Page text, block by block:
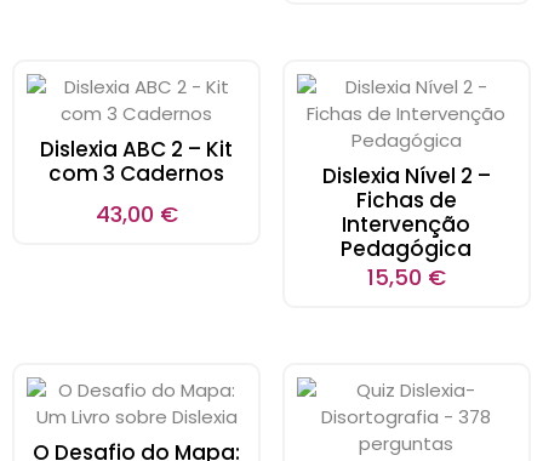
Dislexia ABC 2 – Kit
com 3 Cadernos
43,00 €
Dislexia Nível 2 –
Fichas de
Intervenção
Pedagógica
15,50 €
O Desafio do Mapa: